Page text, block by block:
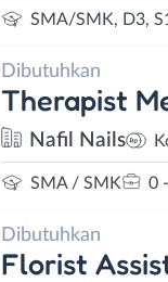
SMA/SMK, D3, S1
Dibutuhkan
Therapist
Nafil Nails
SMA / SMK 0
Dibutuhkan
Florist